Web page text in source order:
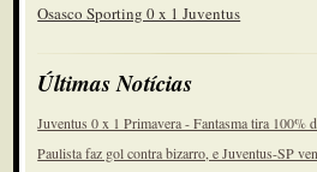
Osasco Sporting 0 x 1 Juventus
Últimas Notícias
Juventus 0 x 1 Primavera - Fantasma tira 100%
Paulista faz gol contra bizarro, e Juventus-SP